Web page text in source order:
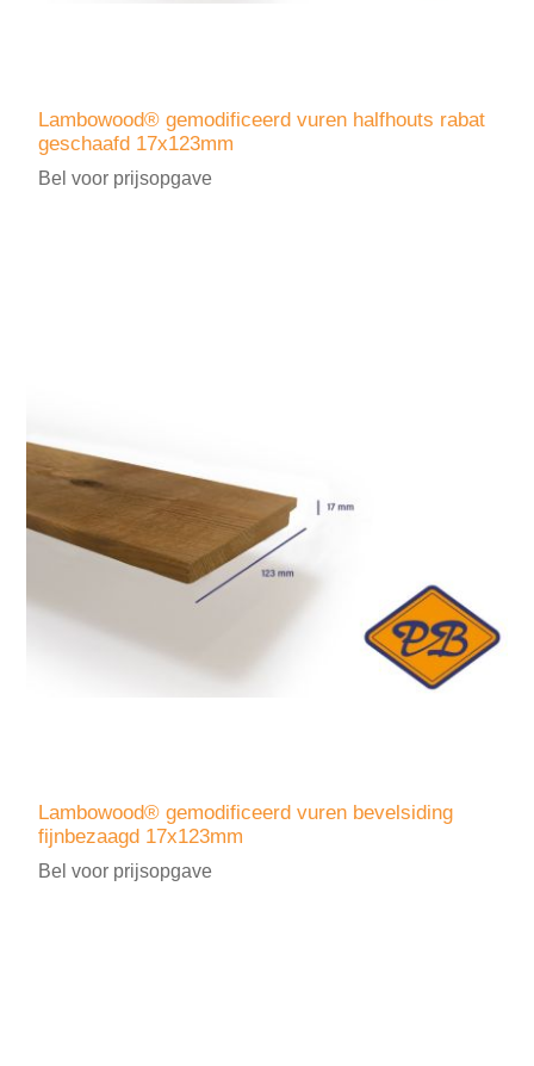
Lambowood® gemodificeerd vuren halfhouts rabat
geschaafd 17x123mm
Bel voor prijsopgave
Lambowood® gemodificeerd vuren bevelsiding
fijnbezaagd 17x123mm
Bel voor prijsopgave